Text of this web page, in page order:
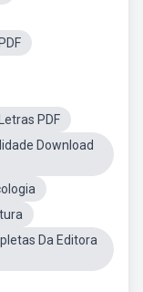
PDF
Download
Da Editora